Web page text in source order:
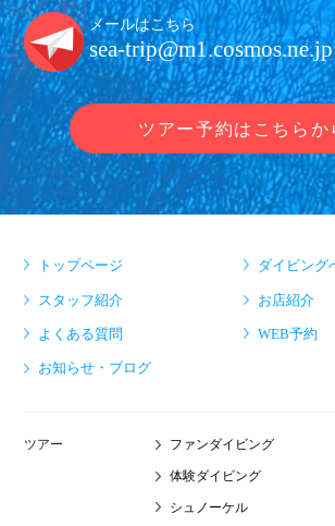
メールはこちら
sea-trip@m1.cosmos.ne.jp
ツアー予約はこちらか
トップページ ダイビング
スタッフ紹介 お店紹介
よくある質問 WEB予約
お知らせ・ブログ
ツアー ファンダイビング
体験ダイビング
シュノーケル